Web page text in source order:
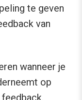
te geven
van
wanneer je
op